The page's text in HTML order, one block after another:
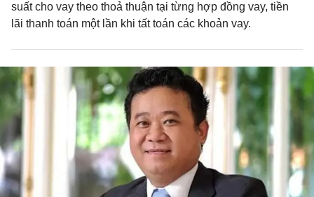
suất cho vay theo thoả thuận tại từng hợp đồng vay, tiền
lãi thanh toán một lần khi tất toán các khoản vay.